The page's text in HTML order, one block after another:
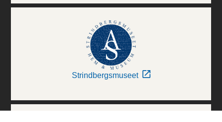
Strindbergsmuseet